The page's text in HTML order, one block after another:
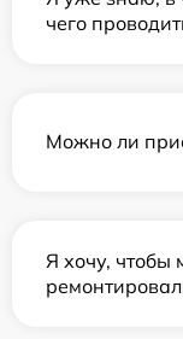
чего
Можно ли
Я хочу, чтобы